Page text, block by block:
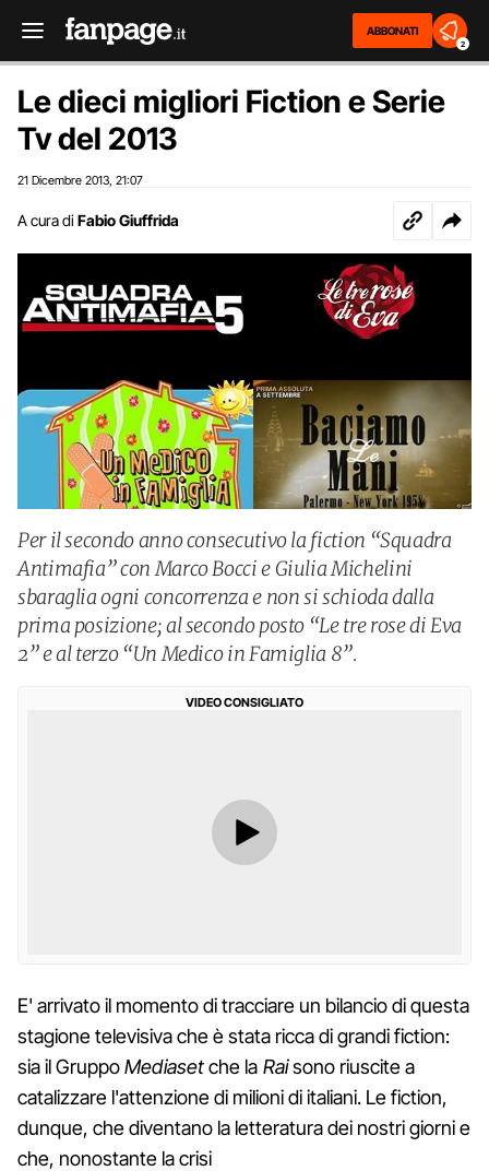
ABBONATI
2
Le dieci migliori Fiction e Serie
Tv del 2013
21 Dicembre 2013 21:07
A cura di Fabio Giuffrida
Per il secondo anno consecutivo la fiction “Squadra
Antimafia” con Marco Bocci e Giulia Michelini
sbaraglia ogni concorrenza e non si schioda dalla
prima posizione; al secondo posto “Le tre rose di Eva
2” e al terzo “Un Medico in Famiglia 8”.
VIDEO CONSIGLIATO
E' arrivato il momento di tracciare un bilancio di questa
stagione televisiva che è stata ricca di grandi fiction:
sia il GruppoMediasetche la Raisono riuscite a
catalizzare l'attenzione di milioni di italiani. Le fiction,
dunque, che diventano la letteratura dei nostri giorni e
che, nonostante la crisi